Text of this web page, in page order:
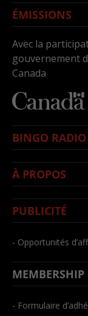
ÉMISSIONS
Avec la
gouvernement
Canada
BINGO RADIO
À PROPOS
PUBLICITÉ
- Opportunités
MEMBERSHIP
- Formulaire